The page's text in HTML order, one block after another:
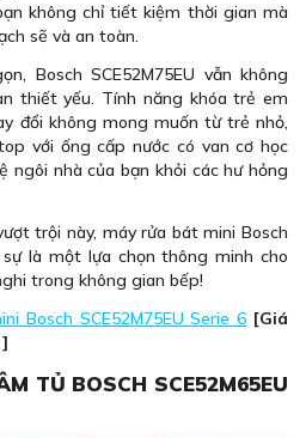
không chỉ tiết kiệm thời gian mà
sẽ và an toàn.
Bosch SCE52M75EU vẫn không
thiết yếu. Tính năng khóa trẻ em
đổi không mong muốn từ trẻ nhỏ,
với ống cấp nước có van cơ học
ngôi nhà của bạn khỏi các hư hỏng
trội này, máy rửa bát mini Bosch
sự là một lựa chọn thông minh cho
trong không gian bếp!
Bosch SCE52M75EU Serie 6 [Giá
TỦ BOSCH SCE52M65EU